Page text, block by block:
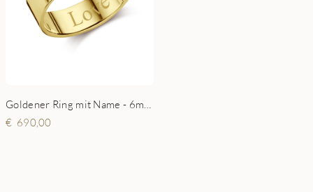
690,00